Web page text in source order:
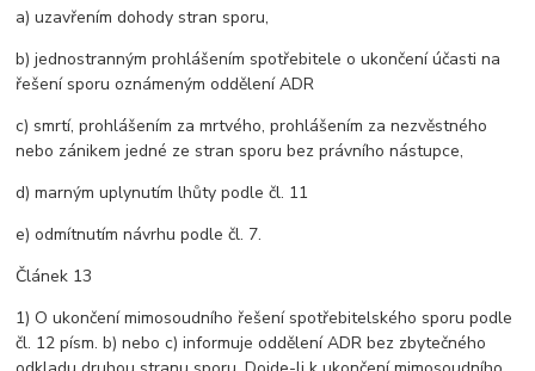
a) uzavřením dohody stran sporu,
b) jednostranným prohlášením spotřebitele o ukončení účasti na
řešení sporu oznámeným oddělení ADR
c) smrtí, prohlášením za mrtvého, prohlášením za nezvěstného
nebo zánikem jedné ze stran sporu bez právního nástupce,
d) marným uplynutím lhůty podle čl. 11
e) odmítnutím návrhu podle čl. 7.
Článek 13
1) O ukončení mimosoudního řešení spotřebitelského sporu podle
čl. 12 písm. b) nebo c) informuje oddělení ADR bez zbytečného